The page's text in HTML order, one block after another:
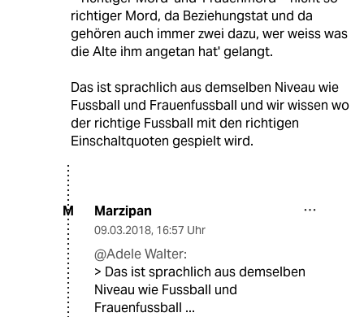
richtiger Mord, da Beziehungstat und da
gehören auch immer zwei dazu, wer weiss was
die Alte ihm angetan hat' gelangt.
Das ist sprachlich aus demselben Niveau wie
Fussball und Frauenfussball und wir wissen wo
der richtige Fussball mit den richtigen
Einschaltquoten gespielt wird.
M Marzipan
09.03.2018, 16:57 Uhr
@Adele Walter:
> Das ist sprachlich aus demselben
Niveau wie Fussball und
Frauenfussball ...